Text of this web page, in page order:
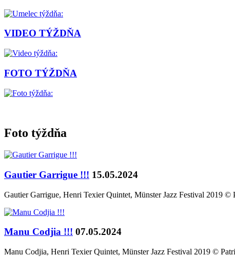
VIDEO TÝŽDŇA
FOTO TÝŽDŇA
Foto týždňa
Gautier Garrigue !!! 15.05.2024
Gautier Garrigue, Henri Texier Quintet, Münster Jazz Festival 2019 ©
Manu Codjia !!! 07.05.2024
Manu Codjia, Henri Texier Quintet, Münster Jazz Festival 2019 ©